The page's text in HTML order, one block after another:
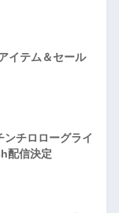
イテム＆セール
ンチロローグライ
配信決定